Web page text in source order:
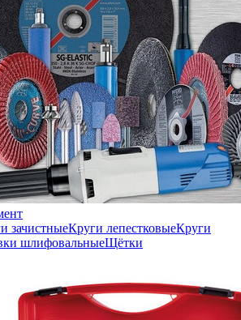
зачистныеКруги лепестковыеКруги
шлифовальныеЩётки